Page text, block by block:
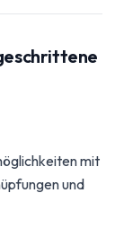
mit
und